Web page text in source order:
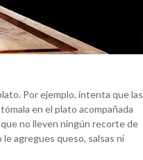
Por ejemplo, intenta que las
en el plato acompañada
no lleven ningún recorte de
agregues queso, salsas ni